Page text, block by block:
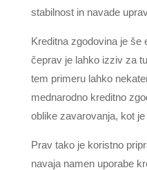
stabilnost in navade
Kreditna zgodovina je še
čeprav je lahko izziv za
tem primeru lahko
mednarodno kreditno
oblike zavarovanja, kot je
Prav tako je koristno
navaja namen uporabe